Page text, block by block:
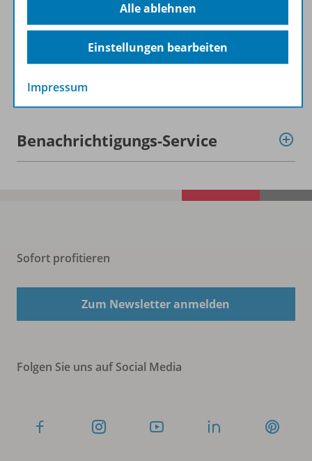
Lizenzbedingungen
Zugehörige Produkte
Benachrichtigungs-Service
Sofort profitieren
Zum Newsletter anmelden
Folgen Sie uns auf Social Media
Alle ablehnen
Einstellungen bearbeiten
Impressum